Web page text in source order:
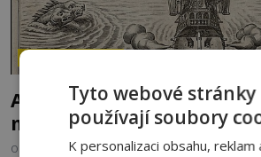
Ayia Napa: Kyperské vodní
mírumilovnou povahou
OD FILIP APPL 7.8.2026 5.0TIS
Tyto webové stránky
používají soubory
K personalizaci obsahu, reklam